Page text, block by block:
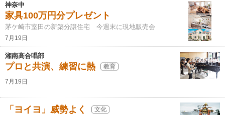
神奈中
家具100万円分プレゼント
茅ケ崎市室田の新築分譲住宅 今週末に現地販売会
7月19日
湘南高合唱部
プロと共演、練習に熱 教育
7月19日
「ヨイヨ」威勢よく 文化